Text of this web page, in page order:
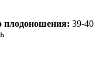
плодоношения: 39-40